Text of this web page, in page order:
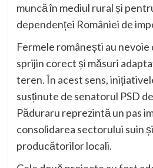
muncă în mediul rural și
dependenței României de
Fermele românești au
sprijin corect și măsuri
teren. În acest sens,
susținute de senatorul PSD
Păduraru reprezintă un pas
consolidarea sectorului suin
producătorilor locali.